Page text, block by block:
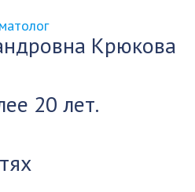
Крюкова
20 лет.